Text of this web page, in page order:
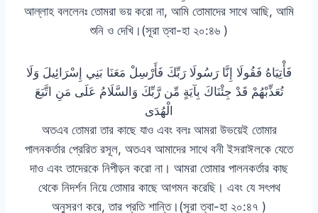
আল্লাহ বললেনঃ তোমরা ভয় করো না, আমি তোমাদের সাথে আছি, আমি
শুনি ও দেখি।(সূরা ত্বা-হা ২০:৪৬ )
فَأْتِيَاهُ فَقُولَا إِنَّا رَسُولَا رَبِّكَ فَأَرْسِلْ مَعَنَا بَنِي إِسْرَائِيلَ وَلَا
تُعَذِّبْهُمْ قَدْ جِئْنَاكَ بِآيَةٍ مِّن رَّبِّكَ وَالسَّلَامُ عَلَى مَنِ اتَّبَعَ
الْهُدَى
অতএব তোমরা তার কাছে যাও এবং বলঃ আমরা উভয়েই তোমার
পালনকর্তার প্রেরিত রসূল, অতএব আমাদের সাথে বনী ইসরাঈলকে যেতে
দাও এবং তাদেরকে নিপীড়ন করো না। আমরা তোমার পালনকর্তার কাছ
থেকে নিদর্শন নিয়ে তোমার কাছে আগমন করেছি। এবং যে সৎপথ
অনুসরণ করে, তার প্রতি শান্তি।(সূরা ত্বা-হা ২০:৪৭ )